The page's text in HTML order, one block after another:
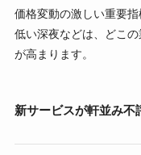
価格変動の激しい重要
低い深夜などは、どこ
が高まります。
新サービスが軒並み不